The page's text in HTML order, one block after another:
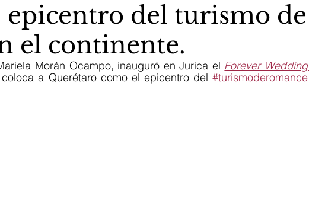
epicentro del turismo de
el continente.
Morán Ocampo, inauguró en Jurica el Forever Wedding
a Querétaro como el epicentro del #turismoderomance